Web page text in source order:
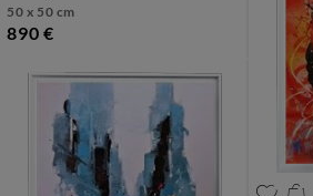
50 x 50 cm
890 €